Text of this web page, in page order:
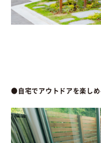
●自宅でアウトドアを楽し